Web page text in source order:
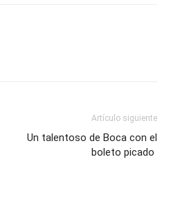
Artículo siguiente
Un talentoso de Boca con el
boleto picado